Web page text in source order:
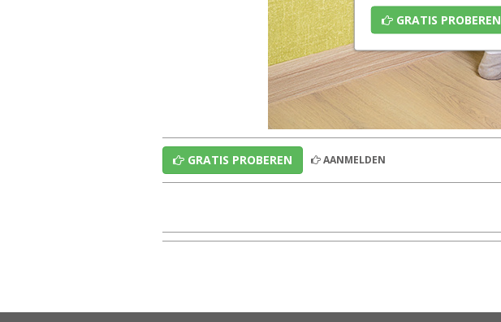
GRATIS PROBEREN
GRATIS PROBEREN AANMELDEN